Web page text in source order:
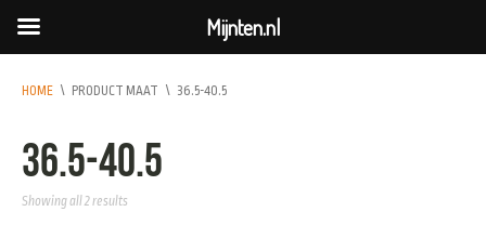
HOME \ PRODUCT MAAT \ 36.5-40.5
36.5-40.5
Showing all 2 results
Mijnten.nl